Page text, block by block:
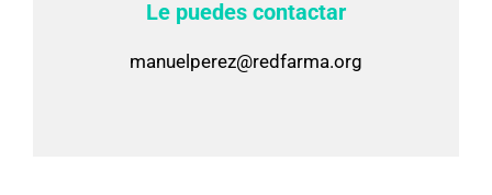
Le puedes contactar
manuelperez@redfarma.org